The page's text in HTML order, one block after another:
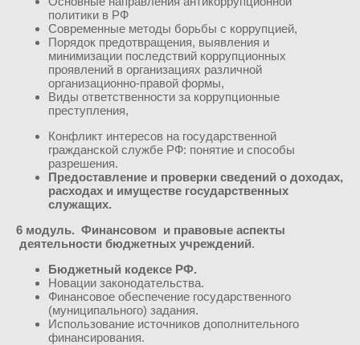
политики в РФ
Современные методы борьбы с коррупцией,
Порядок предотвращения, выявления и
минимизации последствий коррупционных
проявлений в организациях различной
организационно-правой формы,
Виды ответственности за коррупционные
преступления,
Конфликт интересов на государственной
гражданской службе РФ: понятие и способы
разрешения.
Предоставление и проверки сведений о доходах,
расходах и имуществе государственных
служащих.
6 модуль. Финансовом и правовые аспекты
деятельности бюджетных учреждений.
Бюджетный кодексе РФ.
Новации законодательства.
Финансовое обеспечение государственного
(муниципального) задания.
Использование источников дополнительного
финансирования.